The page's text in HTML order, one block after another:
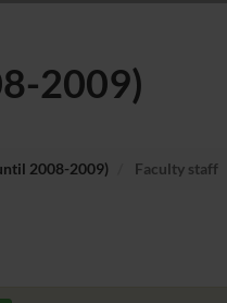
2009)
2008-2009) Faculty staff